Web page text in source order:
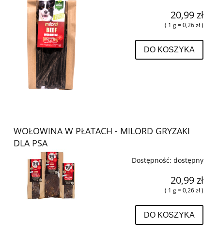
20,99 zł
( 1 g = 0,26 zł )
DO KOSZYKA
WOŁOWINA W PŁATACH - MILORD GRYZAKI
DLA PSA
Dostępność: dostępny
20,99 zł
( 1 g = 0,26 zł )
DO KOSZYKA